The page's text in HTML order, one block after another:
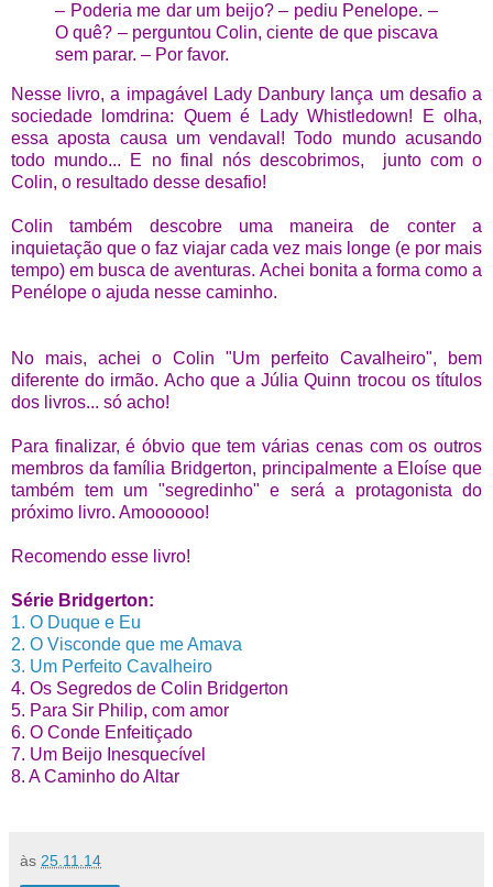
– Poderia me dar um beijo? – pediu Penelope. –
O quê? – perguntou Colin, ciente de que piscava
sem parar. – Por favor.
Nesse livro, a impagável Lady Danbury lança um desafio a
sociedade lomdrina: Quem é
Lady Whistledown! E olha,
essa aposta causa um vendaval! Todo mundo acusando
todo mundo... E no final nós descobrimos, junto com o
Colin, o resultado desse desafio!
Colin também descobre uma maneira de conter a
inquietação que o faz viajar cada vez mais longe (e por mais
tempo) em busca de aventuras. Achei bonita a forma como a
Penélope o ajuda nesse caminho.
No mais, achei o Colin "Um perfeito Cavalheiro", bem
diferente do irmão. Acho que a Júlia Quinn trocou os títulos
dos livros... só acho!
Para finalizar, é óbvio que tem várias cenas com os outros
membros da família Bridgerton, principalmente a Eloíse que
também tem um "segredinho" e será a protagonista do
próximo livro. Amoooooo!
Recomendo esse livro!
Série Bridgerton:
1. O Duque e Eu
2. O Visconde que me Amava
3. Um Perfeito Cavalheiro
4. Os Segredos de Colin Bridgerton
5. Para Sir Philip, com amor
6. O Conde Enfeitiçado
7. Um Beijo Inesquecível
8. A Caminho do Altar
às 25.11.14